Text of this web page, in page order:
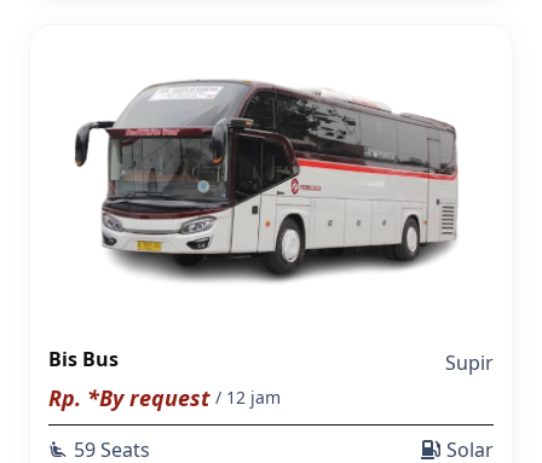
Bis Bus Supir
Rp. *By request / 12 jam
airline_seat_recline_extra 59 Seats
Solar